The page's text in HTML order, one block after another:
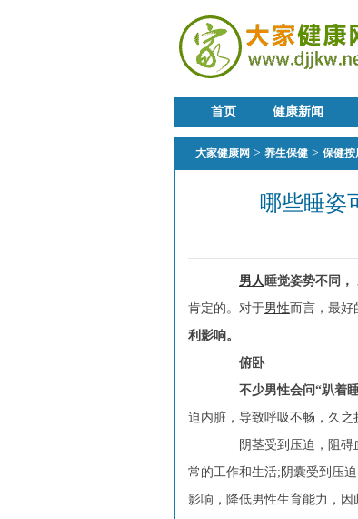
首页 健康新闻
大家健康网 > 养生保健 > 保健按
哪些睡姿
男人 睡觉姿势不同，
肯定的。对于男性而言，最好
利影响。
俯卧
不少男性会问“趴着
迫内脏，导致呼吸不畅，久之
阴茎受到压迫，阻碍血
常的工作和生活;阴囊受到压
影响，降低男性生育能力，因